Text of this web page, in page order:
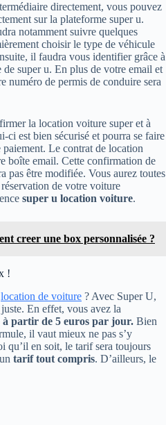
directement, vous pouvez
sur la plateforme super u.
notamment suivre quelques
choisir le type de véhicule
il faudra vous identifier grâce à
super u. En plus de votre email et
numéro de permis de conduire sera
la location voiture super et à
ci est bien sécurisé et pourra se faire
Le contrat de location
boîte email. Cette confirmation de
pas être modifiée. Vous aurez toutes
de votre voiture
super u location voiture.
creer une box personnalisée ?
!
location de voiture ? Avec Super U,
En effet, vous avez la
à partir de 5 euros par jour. Bien
il vaut mieux ne pas s’y
qu’il en soit, le tarif sera toujours
tarif tout compris. D’ailleurs, le